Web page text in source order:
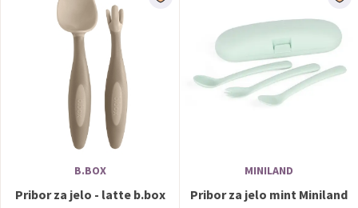
B.BOX
Pribor za jelo - latte b.box
MINILAND
Pribor za jelo mint Miniland